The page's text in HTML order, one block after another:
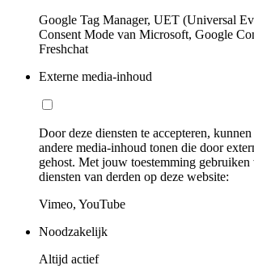
Google Tag Manager, UET (Universal
Consent Mode van Microsoft, Google
Freshchat
Externe media-inhoud
Door deze diensten te accepteren,
andere media-inhoud tonen die door
gehost. Met jouw toestemming
diensten van derden op deze website:
Vimeo, YouTube
Noodzakelijk
Altijd actief